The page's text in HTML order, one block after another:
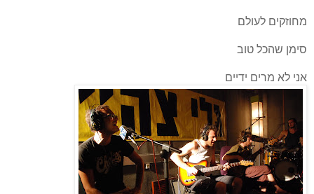
מחוזקים לעולם
סימן שהכל טוב
אני לא מרים ידיים